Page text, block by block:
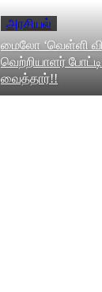
அரசியல்
மைலோ ‘வெள்ளி
வெற்றியாளர்
வைத்தார்!!